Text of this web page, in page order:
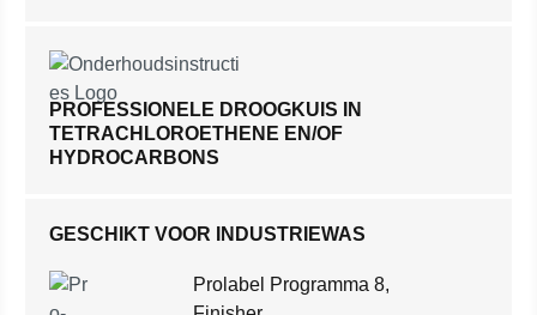
PROFESSIONELE DROOGKUIS IN
TETRACHLOROETHENE EN/OF
HYDROCARBONS
GESCHIKT VOOR INDUSTRIEWAS
Prolabel Programma 8,